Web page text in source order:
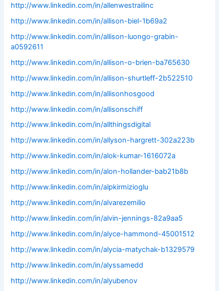
http://www.linkedin.com/in/allenwestrailinc
http://www.linkedin.com/in/allison-biel-1b69a2
http://www.linkedin.com/in/allison-luongo-grabin-
a0592611
http://www.linkedin.com/in/allison-o-brien-ba765630
http://www.linkedin.com/in/allison-shurtleff-2b522510
http://www.linkedin.com/in/allisonhosgood
http://www.linkedin.com/in/allisonschiff
http://www.linkedin.com/in/allthingsdigital
http://www.linkedin.com/in/allyson-hargrett-302a223b
http://www.linkedin.com/in/alok-kumar-1616072a
http://www.linkedin.com/in/alon-hollander-bab21b8b
http://www.linkedin.com/in/alpkirmizioglu
http://www.linkedin.com/in/alvarezemilio
http://www.linkedin.com/in/alvin-jennings-82a9aa5
http://www.linkedin.com/in/alyce-hammond-45001512
http://www.linkedin.com/in/alycia-matychak-b1329579
http://www.linkedin.com/in/alyssamedd
http://www.linkedin.com/in/alyubenov